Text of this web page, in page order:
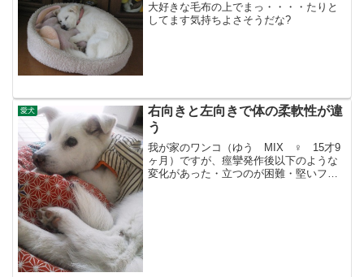
大好きな毛布の上でまっ・・・・たりと
してます気持ちよさそうだな?
愛犬
右向きと左向きで体の柔軟性が違
う
我が家のワンコ（ゆう MIX ♀ 15才9
ヶ月）ですが、痙攣発作後以下のような
変化があった・立つのが困難・堅いフー